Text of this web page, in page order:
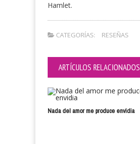
Hamlet.
CATEGORÍAS: RESEÑAS
ARTÍCULOS RELACIONADOS
Nada del amor me produce envidia